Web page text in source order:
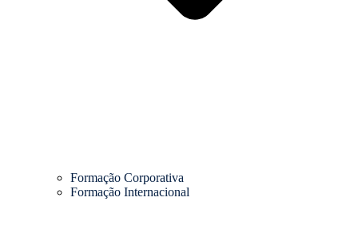
Formação Corporativa
Formação Internacional